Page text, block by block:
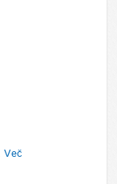
Več